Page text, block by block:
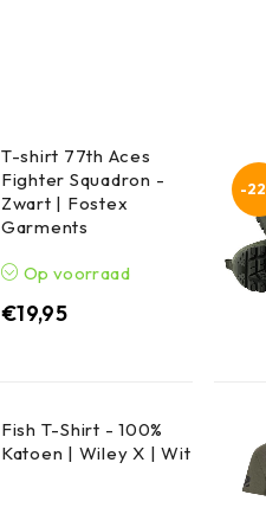
T-shirt 77th Aces
Fighter Squadron -
Zwart | Fostex
Garments
Op voorraad
€19,95
-
Fish T-Shirt - 100%
Katoen | Wiley X | Wit